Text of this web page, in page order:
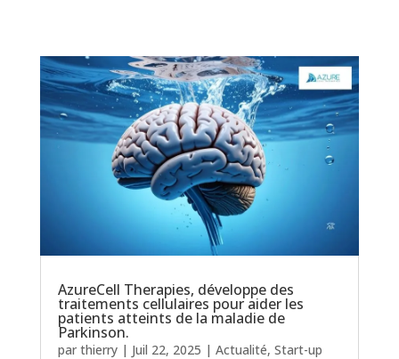
AzureCell Therapies, développe des
traitements cellulaires pour aider les
patients atteints de la maladie de
Parkinson.
par thierry| Juil 22, 2025 | Actualité, Start-up